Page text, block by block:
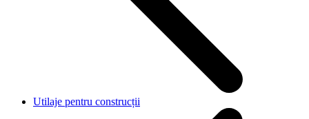
Utilaje pentru construcții